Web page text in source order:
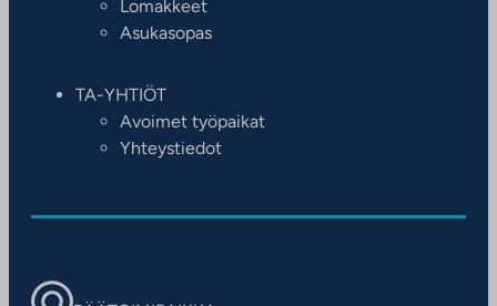
Lomakkeet
Asukasopas
TA-YHTIÖT
Avoimet työpaikat
Yhteystiedot